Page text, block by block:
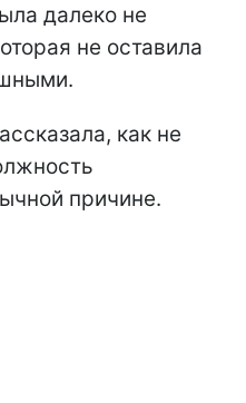
далеко не
не оставила
как не
причине.